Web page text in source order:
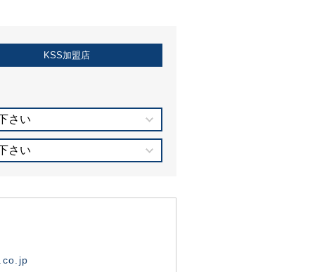
KSS加盟店
さい
さい